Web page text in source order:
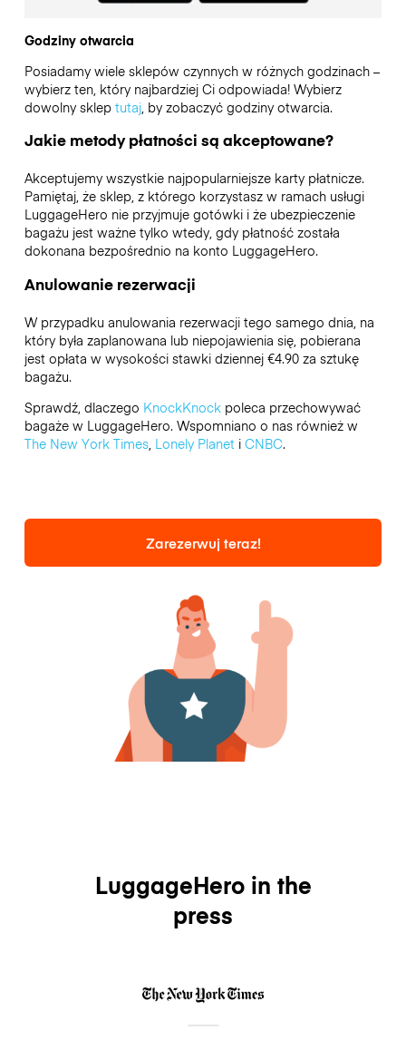
Godziny otwarcia
Posiadamy wiele sklepów czynnych w różnych godzinach –
wybierz ten, który najbardziej Ci odpowiada! Wybierz
dowolny sklep tutaj, by zobaczyć godziny otwarcia.
Jakie metody płatności są akceptowane?
Akceptujemy wszystkie najpopularniejsze karty płatnicze.
Pamiętaj, że sklep, z którego korzystasz w ramach usługi
LuggageHero nie przyjmuje gotówki i że ubezpieczenie
bagażu jest ważne tylko wtedy, gdy płatność została
dokonana bezpośrednio na konto LuggageHero.
Anulowanie rezerwacji
W przypadku anulowania rezerwacji tego samego dnia, na
który była zaplanowana lub niepojawienia się, pobierana
jest opłata w wysokości stawki dziennej €4.90 za sztukę
bagażu.
Sprawdź, dlaczego KnockKnockpoleca przechowywać
bagaże w LuggageHero. Wspomniano o nas również w
The New York Times, Lonely Planeti CNBC.
Zarezerwuj teraz!
LuggageHero in the
press